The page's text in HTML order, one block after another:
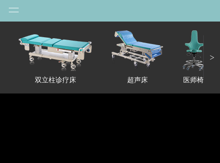
双立柱诊疗床 超声床 医师椅
>
HP升降平台
升降自如，恰到好处！